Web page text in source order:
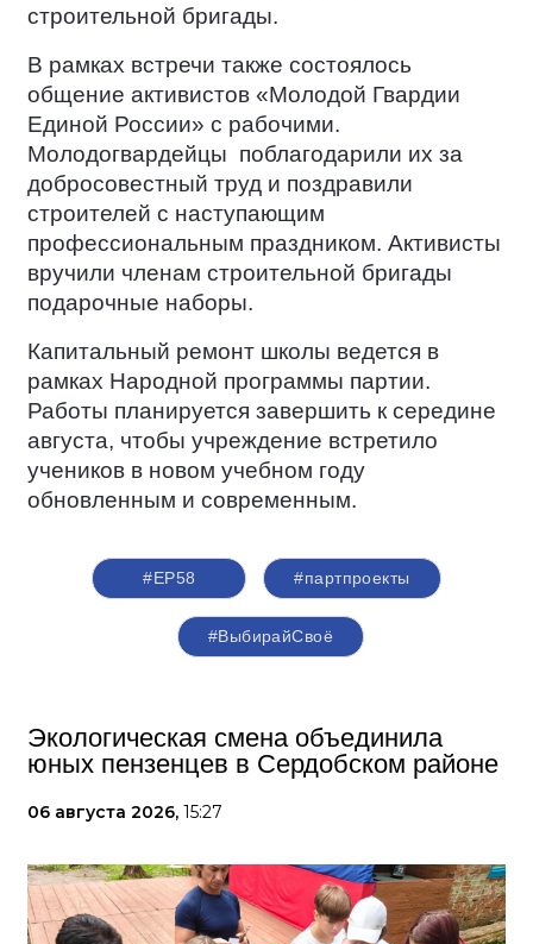
строительной бригады.
В рамках встречи также состоялось
общение активистов «Молодой Гвардии
Единой России» с рабочими.
Молодогвардейцы поблагодарили их за
добросовестный труд и поздравили
строителей с наступающим
профессиональным праздником. Активисты
вручили членам строительной бригады
подарочные наборы.
Капитальный ремонт школы ведется в
рамках Народной программы партии.
Работы планируется завершить к середине
августа, чтобы учреждение встретило
учеников в новом учебном году
обновленным и современным.
#ЕР58 #партпроекты
#ВыбирайСвоё
Экологическая смена объединила
юных пензенцев в Сердобском районе
06 августа 2026, 15:27